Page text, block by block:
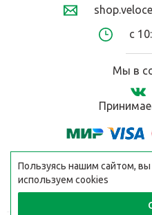
с
Мы в
Пользуясь нашим сайтом,
используем cookies